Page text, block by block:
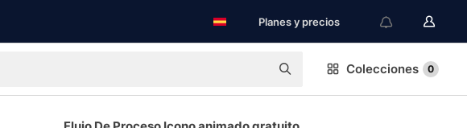
Planes y precios
Colecciones 0